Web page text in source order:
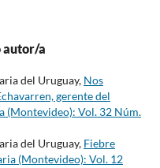
autor/a
del Uruguay, Nos
gerente del
(Montevideo): Vol. 32 Núm.
del Uruguay, Fiebre
(Montevideo): Vol. 12